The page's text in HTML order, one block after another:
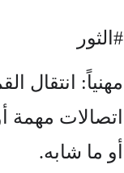
#الثور
مهنياً: انتقال
اتصالات مهمة
أو ما شابه.